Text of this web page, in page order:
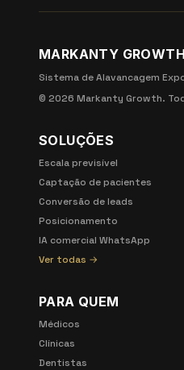
MARKANTY GROWTH
Sistema de Alavancagem
© 2026 Markanty Growth.
SOLUÇÕES
Escala previsível
Captação de pacientes
Conversão de leads
Posicionamento
IA comercial WhatsApp
Ver todas →
PARA QUEM
Médicos
Clínicas
Dentistas